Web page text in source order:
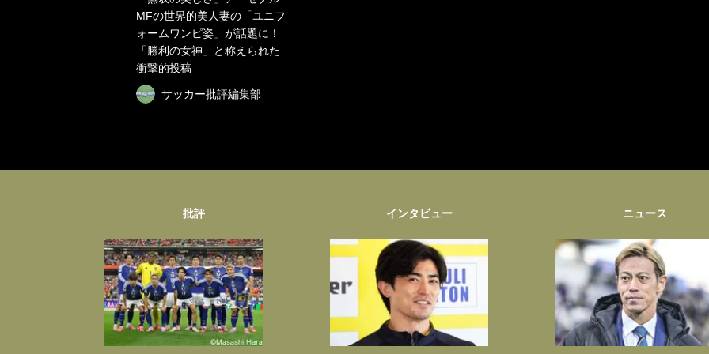
MFの世界的美人妻の「ユニフ
ォームワンピ姿」が話題に！
「勝利の女神」と称えられた
衝撃的投稿
サッカー批評編集部
批評 インタビュー ニュース